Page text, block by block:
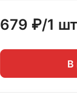
679 ₽/1 шт
В